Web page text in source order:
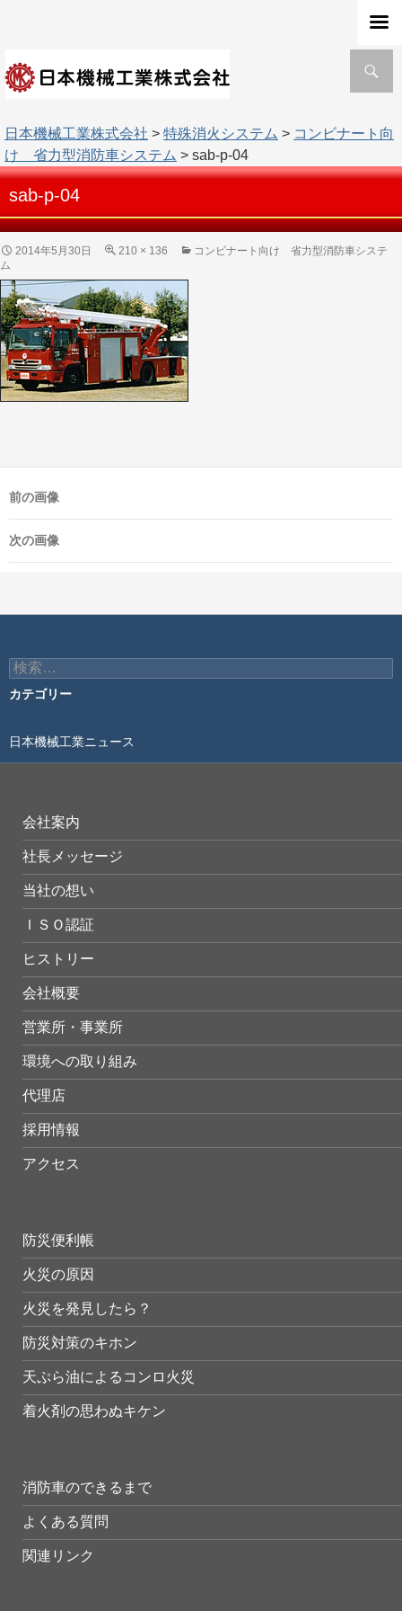
索
日本機械工業株式会社 > 特殊消火システム > コンビナート向
け 省力型消防車システム > sab-p-04
sab-p-04
2014年5月30日 210 × 136
コンビナート向け 省力型消防車システ
ム
前の画像
次の画像
検
索:
カテゴリー
日本機械工業ニュース
会社案内
社長メッセージ
当社の想い
ＩＳＯ認証
ヒストリー
会社概要
営業所・事業所
環境への取り組み
代理店
採用情報
アクセス
防災便利帳
火災の原因
火災を発見したら？
防災対策のキホン
天ぷら油によるコンロ火災
着火剤の思わぬキケン
消防車のできるまで
よくある質問
関連リンク